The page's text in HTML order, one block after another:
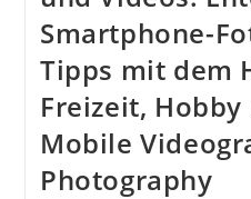
Smartphone-
Tipps mit dem
Freizeit,
Mobile
Photography